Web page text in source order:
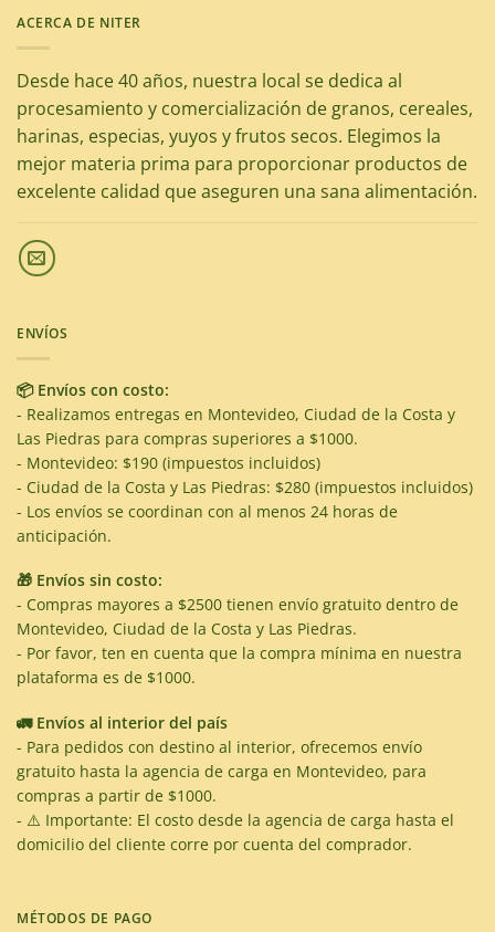
ACERCA DE NITER
Desde hace 40 años, nuestra local se dedica al
procesamiento y comercialización de granos, cereales,
harinas, especias, yuyos y frutos secos. Elegimos la
mejor materia prima para proporcionar productos de
excelente calidad que aseguren una sana alimentación.
ENVÍOS
📦 Envíos con costo:
- Realizamos entregas en Montevideo, Ciudad de la Costa y
Las Piedras para compras superiores a $1000.
- Montevideo: $190 (impuestos incluidos)
- Ciudad de la Costa y Las Piedras: $280 (impuestos incluidos)
- Los envíos se coordinan con al menos 24 horas de
anticipación.
🎁 Envíos sin costo:
- Compras mayores a $2500 tienen envío gratuito dentro de
Montevideo, Ciudad de la Costa y Las Piedras.
- Por favor, ten en cuenta que la compra mínima en nuestra
plataforma es de $1000.
🚛 Envíos al interior del país
- Para pedidos con destino al interior, ofrecemos envío
gratuito hasta la agencia de carga en Montevideo, para
compras a partir de $1000.
- ⚠️ Importante: El costo desde la agencia de carga hasta el
domicilio del cliente corre por cuenta del comprador.
MÉTODOS DE PAGO